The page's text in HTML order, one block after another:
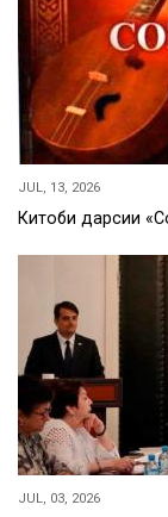
JUL, 13, 2026
Китоби дарсии
JUL, 03, 2026